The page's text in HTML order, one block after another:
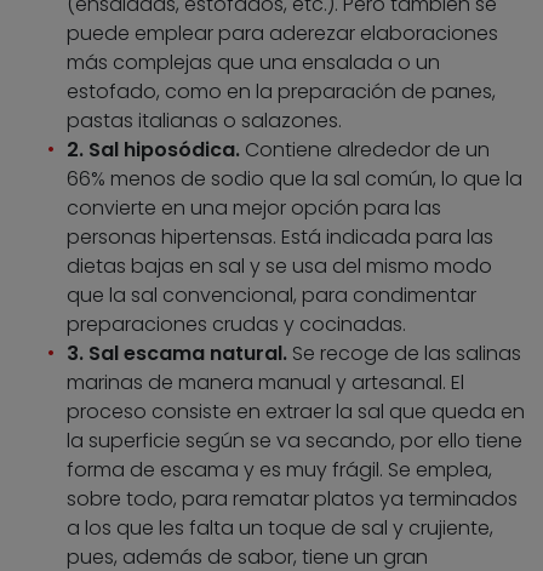
puede emplear para aderezar elaboraciones
más complejas que una ensalada o un
estofado, como en la preparación de panes,
pastas italianas o salazones.
2. Sal hiposódica. Contiene alrededor de un
66% menos de sodio que la sal común, lo que la
convierte en una mejor opción para las
personas hipertensas. Está indicada para las
dietas bajas en sal y se usa del mismo modo
que la sal convencional, para condimentar
preparaciones crudas y cocinadas.
3. Sal escama natural. Se recoge de las salinas
marinas de manera manual y artesanal. El
proceso consiste en extraer la sal que queda en
la superficie según se va secando, por ello tiene
forma de escama y es muy frágil. Se emplea,
sobre todo, para rematar platos ya terminados
a los que les falta un toque de sal y crujiente,
pues, además de sabor, tiene un gran